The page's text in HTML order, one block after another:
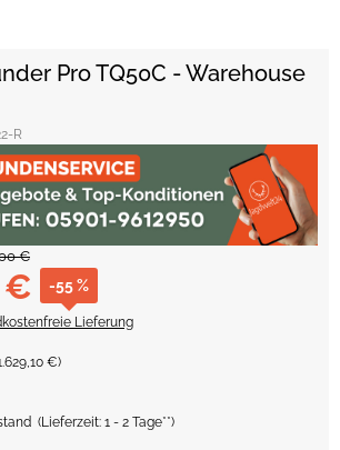
Pro TQ50C - Warehouse
R
€
€ -55 %
Lieferung
€)
(Lieferzeit: 1 - 2 Tage**)